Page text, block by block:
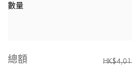
數量
總額 HK$